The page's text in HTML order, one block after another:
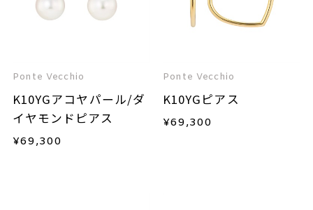
Ponte Vecchio
K10YGアコヤパール/ダ
イヤモンドピアス
¥69,300
Ponte Vecchio
K10YGピアス
¥69,300